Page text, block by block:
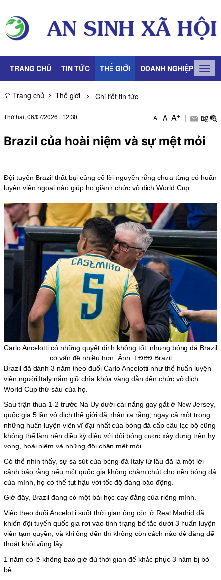
TRANG CHỦ TIN TỨC THẾ GIỚI DOANH NGHIỆP LAO
Trang chủ
Thế giới Chi tiết tin tức
Thứ hai, 06/07/2026 | 12:30 A- A A+ |
Brazil của hoài niệm và sự mệt mỏi
Đội tuyển Brazil thất bại củng cố lời nguyền rằng chưa từng có huấn
luyện viên ngoại nào giúp họ giành chức vô địch World Cup.
Carlo Ancelotti có những quyết định không tốt, nhưng bóng đá Brazil
có vấn đề nhiều hơn. Ảnh: LĐBĐ Brazil
Brazil đã dành 3 năm theo đuổi Carlo Ancelotti như thể huấn luyện
viên người Italy nắm giữ chìa khóa vàng dẫn đến chức vô địch
World Cup thứ sáu của họ.
Sau trận thua 1-2 trước Na Uy dưới cái nắng gay gắt ở New Jersey,
quốc gia 5 lần vô địch thế giới đã nhận ra rằng, ngay cả một trong
những huấn luyện viên vĩ đại nhất của bóng đá cấp câu lạc bộ cũng
không thể làm nên điều kỳ diệu với đội bóng được xây dựng trên hy
vọng, hoài niệm và những đôi chân mệt mỏi.
Có thể nhìn thấy, sự sa sút của bóng đá Italy từ lâu đã là một lời
cảnh báo rằng nếu một quốc gia không chăm chút cho nền bóng đá
của mình, họ có thể tụt hậu với tốc độ đáng báo động.
Giờ đây, Brazil đang có một bài học cay đắng của riêng mình.
Việc theo đuổi Ancelotti suốt thời gian ông còn ở Real Madrid đã
khiến đội tuyển quốc gia rơi vào tình trạng bế tắc dưới 3 huấn luyện
viên tạm quyền, và khi ông đến thì không còn cách nào dễ dàng để
thoát khỏi vũng lầy.
1 năm có lẽ không bao giờ đủ thời gian để khắc phục 3 năm bị bỏ
bê.